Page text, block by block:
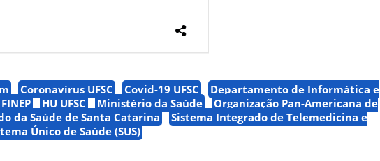
Coronavírus UFSC Covid-19 UFSC
Departamento de Informática e
FINEP
HU UFSC Ministério da Saúde
Organização Pan-Americana de
da Saúde de Santa Catarina
Sistema Integrado de Telemedicina e
Único de Saúde (SUS)